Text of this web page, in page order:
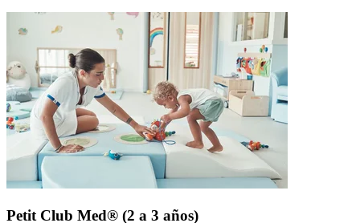
Petit Club Med® (2 a 3 años)